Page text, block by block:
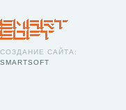
СОЗДАНИЕ САЙТА:
SMARTSOFT